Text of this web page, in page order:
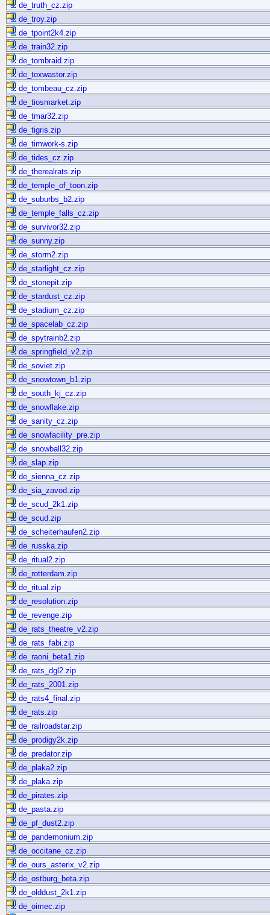
de_truth_cz.zip
de_troy.zip
de_tpoint2k4.zip
de_train32.zip
de_tombraid.zip
de_toxwastor.zip
de_tombeau_cz.zip
de_tiosmarket.zip
de_tmar32.zip
de_tigris.zip
de_timwork-s.zip
de_tides_cz.zip
de_therealrats.zip
de_temple_of_toon.zip
de_suburbs_b2.zip
de_temple_falls_cz.zip
de_survivor32.zip
de_sunny.zip
de_storm2.zip
de_starlight_cz.zip
de_stonepit.zip
de_stardust_cz.zip
de_stadium_cz.zip
de_spacelab_cz.zip
de_spytrainb2.zip
de_springfield_v2.zip
de_soviet.zip
de_snowtown_b1.zip
de_south_kj_cz.zip
de_snowflake.zip
de_sanity_cz.zip
de_snowfacility_pre.zip
de_snowball32.zip
de_slap.zip
de_sienna_cz.zip
de_sia_zavod.zip
de_scud_2k1.zip
de_scud.zip
de_scheiterhaufen2.zip
de_russka.zip
de_ritual2.zip
de_rotterdam.zip
de_ritual.zip
de_resolution.zip
de_revenge.zip
de_rats_theatre_v2.zip
de_rats_fabi.zip
de_raoni_beta1.zip
de_rats_dgl2.zip
de_rats_2001.zip
de_rats4_final.zip
de_rats.zip
de_railroadstar.zip
de_prodigy2k.zip
de_predator.zip
de_plaka2.zip
de_plaka.zip
de_pirates.zip
de_pasta.zip
de_pf_dust2.zip
de_pandemonium.zip
de_occitane_cz.zip
de_ours_asterix_v2.zip
de_ostburg_beta.zip
de_olddust_2k1.zip
de_oimec.zip